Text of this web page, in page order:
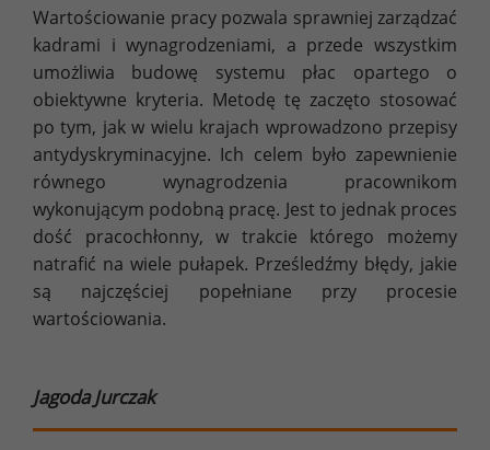
Wartościowanie pracy pozwala sprawniej zarządzać
kadrami i wynagrodzeniami, a przede wszystkim
umożliwia budowę systemu płac opartego o
obiektywne kryteria. Metodę tę zaczęto stosować
po tym, jak w wielu krajach wprowadzono przepisy
antydyskryminacyjne. Ich celem było zapewnienie
równego wynagrodzenia pracownikom
wykonującym podobną pracę. Jest to jednak proces
dość pracochłonny, w trakcie którego możemy
natrafić na wiele pułapek. Prześledźmy błędy, jakie
są najczęściej popełniane przy procesie
wartościowania.
Jagoda Jurczak